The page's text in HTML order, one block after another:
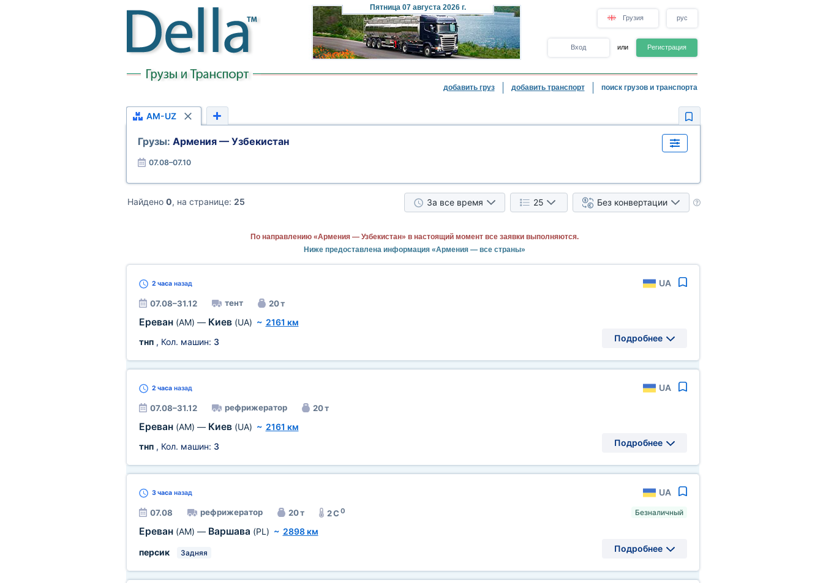
Пятница07 августа 2026 г.
Грузия рус
Вход или Регистрация
добавить груз добавить транспорт поиск грузов и транспорта
AM-UZ
Грузы: Армения — Узбекистан
07.08–07.10
Найдено 0, на странице: 25 За все время 25 Без конвертации
По направлению «Армения — Узбекистан» в настоящий момент все заявки выполняются.
Ниже предоставлена информация «Армения — все страны»
2 часаназад UA
07.08–31.12 тент 20 т
Ереван (AM) — Киев (UA) ~ 2161 км
тнп, Кол. машин: 3 Подробнее
2 часаназад UA
07.08–31.12 рефрижератор 20 т
Ереван (AM) — Киев (UA) ~ 2161 км
тнп, Кол. машин: 3 Подробнее
3 часаназад UA
07.08 рефрижератор 20 т 2 C0
Ереван (AM) — Варшава (PL) ~ 2898 км
персик
Задняя
Безналичный
Подробнее